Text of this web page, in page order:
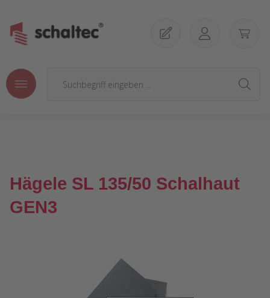
Hägele SL 135/50 Schalhaut
GEN3
Bildergalerie überspringen